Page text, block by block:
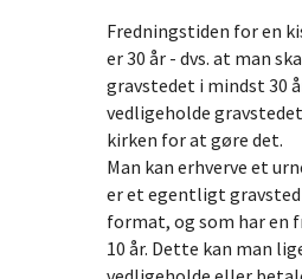
Fredningstiden for en
er 30 år - dvs. at man
gravstedet i mindst 30
vedligeholde
kirken for at gøre det.
Man kan erhverve et
er et egentligt
format, og som har en
10 år. Dette kan man